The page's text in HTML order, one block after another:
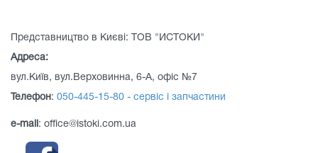
Представництво в Києві: ТОВ "ИСТОКИ"
Адреса:
вул.Київ, вул.Верховинна, 6-А, офіс №7
Телефон: 050-445-15-80 - сервіс і запчастини
e-mail : office@istoki.com.ua